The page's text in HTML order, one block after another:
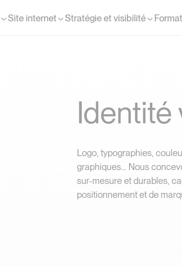
Site internet Stratégie et visibilité
Identité
Logo, typographies,
graphiques… Nous
sur-mesure et durables,
positionnement et de